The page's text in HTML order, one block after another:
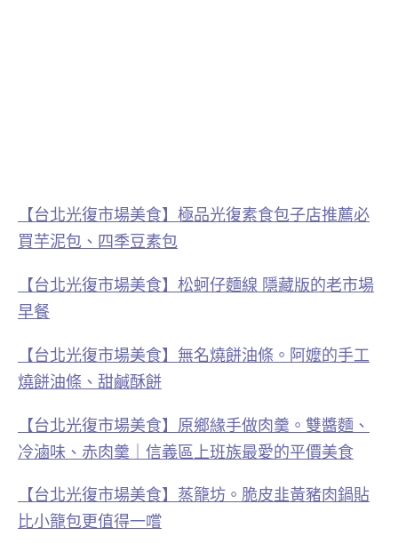
【台北光復市場美食】極品光復素食包子店推薦必
買芋泥包、四季豆素包
【台北光復市場美食】松蚵仔麵線 隱藏版的老市場
早餐
【台北光復市場美食】無名燒餅油條。阿嬤的手工
燒餅油條、甜鹹酥餅
【台北光復市場美食】原鄉緣手做肉羹。雙醬麵、
冷滷味、赤肉羹｜信義區上班族最愛的平價美食
【台北光復市場美食】蒸籠坊。脆皮韭黃豬肉鍋貼
比小籠包更值得一嚐